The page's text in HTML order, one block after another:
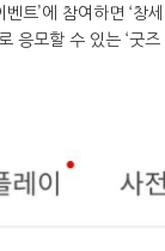
트’에 참여하면 ‘창
응모할 수 있는 ‘굿즈